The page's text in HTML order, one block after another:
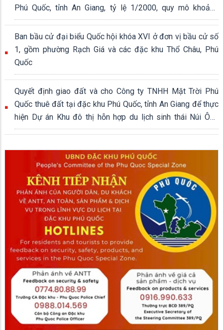
Phú Quốc, tỉnh An Giang, tỷ lệ 1/2000, quy mô khoảng
339,04 ha
Ban bầu cử đại biểu Quốc hội khóa XVI ở đơn vị bầu cử số
1, gồm phường Rạch Giá và các đặc khu Thổ Châu, Phú
Quốc
Quyết định giao đất và cho Công ty TNHH Mặt Trời Phú
Quốc thuê đất tại đặc khu Phú Quốc, tỉnh An Giang để thực
hiện Dự án Khu đô thị hỗn hợp du lịch sinh thái Núi Ông
Quán